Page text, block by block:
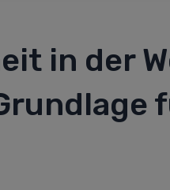
in der